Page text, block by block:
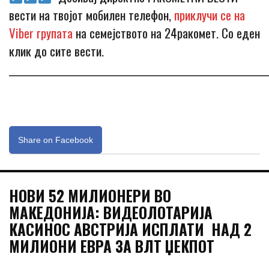
вести на твојот мобилен телефон,приклучи се на
Viber групата на семејството на 24ракомет. Со еден
клик до сите вести.
Share on Facebook
НОВИ 52 МИЛИОНЕРИ ВО
МАКЕДОНИЈА: ВИДЕОЛОТАРИЈА
КАСИНОС АВСТРИЈА ИСПЛАТИ НАД 2
МИЛИОНИ ЕВРА ЗА ВЛТ ЏЕКПОТ